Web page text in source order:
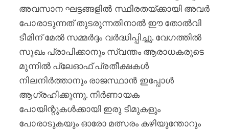
അവസാന ഘട്ടങ്ങളിൽ സ്ഥിരതയ്ക്കായി അവർ
പോരാടുന്നത് തുടരുന്നതിനാൽ ഈ തോൽവി
ടീമിന് മേൽ സമ്മർദ്ദം വർദ്ധിപ്പിച്ചു. വേഗത്തിൽ
സുഖം പ്രാപിക്കാനും സ്വന്തം ആരാധകരുടെ
മുന്നിൽ പ്ലേഓഫ് പ്രതീക്ഷകൾ
നിലനിർത്താനും രാജസ്ഥാൻ ഇപ്പോൾ
ആഗ്രഹിക്കുന്നു. നിർണായക
പോയിന്റുകൾക്കായി ഇരു ടീമുകളും
പോരാടുകയും ഓരോ മത്സരം കഴിയുന്തോറും